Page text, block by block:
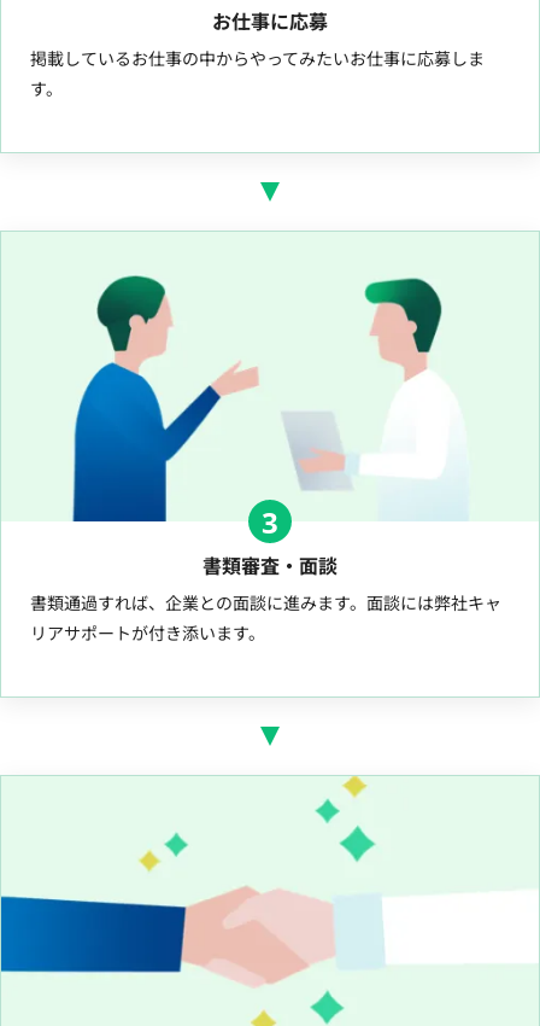
お仕事に応募
掲載しているお仕事の中からやってみたいお仕事に応募しま
す。
3
書類審査・面談
書類通過すれば、企業との面談に進みます。面談には弊社キャ
リアサポートが付き添います。